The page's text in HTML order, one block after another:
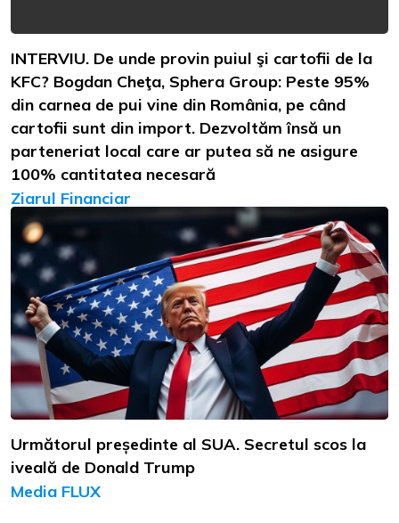
INTERVIU. De unde provin puiul şi cartofii de la
KFC? Bogdan Cheţa, Sphera Group: Peste 95%
din carnea de pui vine din România, pe când
cartofii sunt din import. Dezvoltăm însă un
parteneriat local care ar putea să ne asigure
100% cantitatea necesară
Ziarul Financiar
Următorul președinte al SUA. Secretul scos la
iveală de Donald Trump
Media FLUX